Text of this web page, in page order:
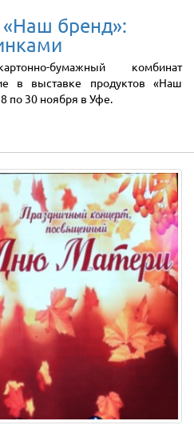
«Наш бренд»:
бумажный комбинат
в выставке продуктов «Наш
по 30 ноября в Уфе.